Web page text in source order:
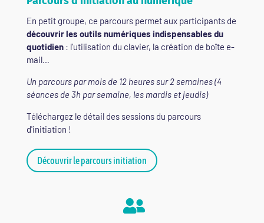
En petit groupe, ce parcours permet aux participants de
découvrir les outils numériques indispensables du
quotidien: l’utilisation du clavier, la création de boîte e-
mail…
Un parcours par mois de 12 heures sur 2 semaines (4
séances de 3h par semaine, les mardis et jeudis)
Téléchargez le détail des sessions du parcours
d'initiation !
Découvrir le parcours initiation
